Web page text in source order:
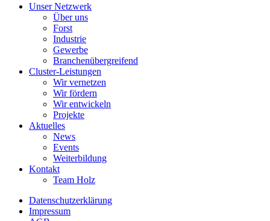
Unser Netzwerk
Über uns
Forst
Industrie
Gewerbe
Branchenübergreifend
Cluster-Leistungen
Wir vernetzen
Wir fördern
Wir entwickeln
Projekte
Aktuelles
News
Events
Weiterbildung
Kontakt
Team Holz
Datenschutzerklärung
Impressum